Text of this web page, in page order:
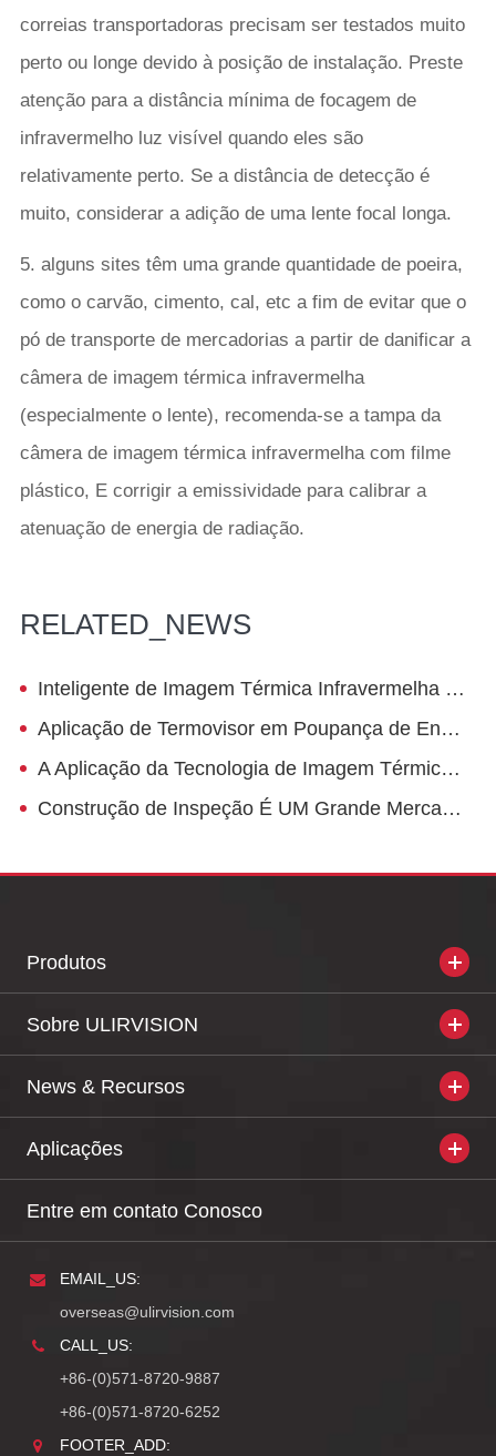
correias transportadoras precisam ser testados muito
perto ou longe devido à posição de instalação. Preste
atenção para a distância mínima de focagem de
infravermelho luz visível quando eles são
relativamente perto. Se a distância de detecção é
muito, considerar a adição de uma lente focal longa.
5. alguns sites têm uma grande quantidade de poeira,
como o carvão, cimento, cal, etc a fim de evitar que o
pó de transporte de mercadorias a partir de danificar a
câmera de imagem térmica infravermelha
(especialmente o lente), recomenda-se a tampa da
câmera de imagem térmica infravermelha com filme
plástico, E corrigir a emissividade para calibrar a
atenuação de energia de radiação.
RELATED_NEWS
Inteligente de Imagem Térmica Infravermelha Deve Amplamente Garantir a Segurança das Pessoas
Aplicação de Termovisor em Poupança de Energia na Indústria Petroquímica-Caldeira
A Aplicação da Tecnologia de Imagem Térmica em Monitoramento Da Estrada
Construção de Inspeção É UM Grande Mercado para Câmeras IR
Produtos
Sobre ULIRVISION
News & Recursos
Aplicações
Entre em contato Conosco
EMAIL_US:
overseas@ulirvision.com
CALL_US:
+86-(0)571-8720-9887
+86-(0)571-8720-6252
FOOTER_ADD: